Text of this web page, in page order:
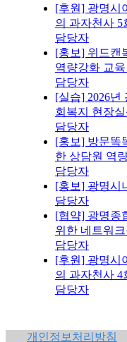
[후원] 광명시
의 과자천사 5
담당자
[홍보] 위드캔
역량강화 교육
담당자
[실습] 2026년
회복지 현장
담당자
[홍보] 방문똑
한 상담원 역
담당자
[홍보] 광명시
담당자
[협약] 광명종
위한 네트워
담당자
[후원] 광명시
의 과자천사 4
담당자
개인정보처리방침